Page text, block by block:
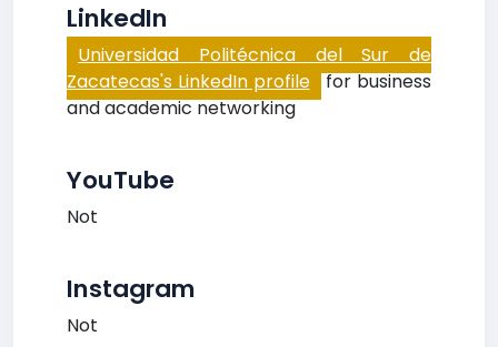
LinkedIn
Universidad Politécnica del Sur de
Zacatecas's LinkedIn profile for business
and academic networking
YouTube
Not
Instagram
Not